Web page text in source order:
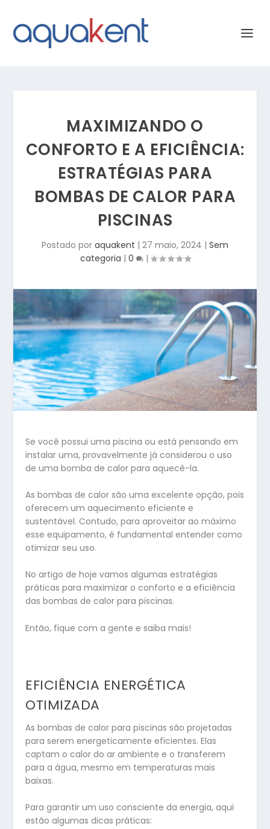
MAXIMIZANDO O
CONFORTO E A EFICIÊNCIA:
ESTRATÉGIAS PARA
BOMBAS DE CALOR PARA
PISCINAS
Postado por aquakent | 27 maio, 2024 | Sem
categoria | 0 |
Se você possui uma piscina ou está pensando em
instalar uma, provavelmente já considerou o uso
de uma bomba de calor para aquecê-la.
As bombas de calor são uma excelente opção, pois
oferecem um aquecimento eficiente e
sustentável. Contudo, para aproveitar ao máximo
esse equipamento, é fundamental entender como
otimizar seu uso.
No artigo de hoje vamos algumas estratégias
práticas para maximizar o conforto e a eficiência
das bombas de calor para piscinas.
Então, fique com a gente e saiba mais!
EFICIÊNCIA ENERGÉTICA
OTIMIZADA
As bombas de calor para piscinas são projetadas
para serem energeticamente eficientes. Elas
captam o calor do ar ambiente e o transferem
para a água, mesmo em temperaturas mais
baixas.
Para garantir um uso consciente da energia, aqui
estão algumas dicas práticas: